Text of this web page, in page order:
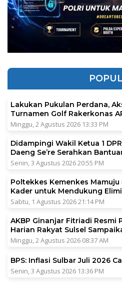
Lakukan Pukulan Perdana,
Turnamen Golf Rakerkonas
Minggu, 2 Agustus 2026 13:33 PM
Didampingi Wakil Ketua 1
Daeng Se’re Serahkan
Senin, 3 Agustus 2026 20:55 PM
Poltekkes Kemenkes
Kader untuk Mendukung
Sabtu, 1 Agustus 2026 21:14 PM
AKBP Ginanjar Fitriadi Resmi
Harian Rakyat Sulsel
Minggu, 2 Agustus 2026 08:37 AM
BPS: Inflasi Sulbar Juli 2026
Senin, 3 Agustus 2026 13:36 PM